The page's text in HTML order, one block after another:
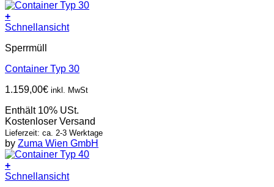
+
Schnellansicht
Sperrmüll
Container Typ 30
1.159,00€ inkl. MwSt
Enthält 10% USt.
Kostenloser Versand
Lieferzeit: ca. 2-3 Werktage
by Zuma Wien GmbH
+
Schnellansicht